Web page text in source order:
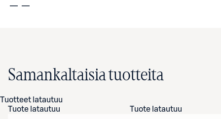
Samankaltaisia tuotteita
Tuotteet latautuu
Tuote latautuu
Tuote latautuu